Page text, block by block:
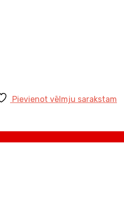
Pievienot vēlmju sarakstam